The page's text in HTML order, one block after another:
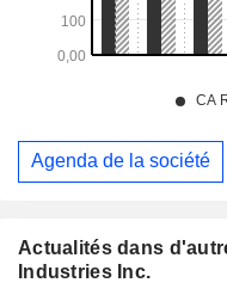
Actualités dans
Industries Inc.
Agenda de la société